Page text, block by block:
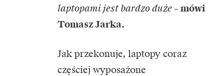
laptopami jest bardzo duże– mówi
Tomasz Jarka.
Jak przekonuje, laptopy coraz
częściej wyposażone